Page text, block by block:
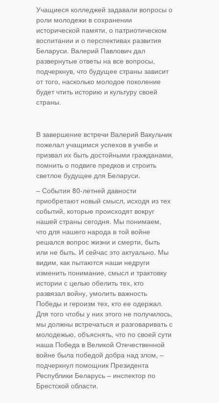
Учащиеся колледжей задавали вопросы о
роли молодежи в сохранении
исторической памяти, о патриотическом
воспитании и о перспективах развития
Беларуси. Валерий Павлович дал
развернутые ответы на все вопросы,
подчеркнув, что будущее страны зависит
от того, насколько молодое поколение
будет чтить историю и культуру своей
страны.
В завершение встречи Валерий Вакульчик
пожелал учащимся успехов в учебе и
призвал их быть достойными гражданами,
помнить о подвиге предков и строить
светлое будущее для Беларуси.
– События 80-летней давности
приобретают новый смысл, исходя из тех
событий, которые происходят вокруг
нашей страны сегодня. Мы понимаем,
что для нашего народа в той войне
решался вопрос жизни и смерти, быть
или не быть. И сейчас это актуально. Мы
видим, как пытаются наши недруги
изменить понимание, смысл и трактовку
истории с целью обелить тех, кто
развязал войну, умолить важность
Победы и героизм тех, кто ее одержал.
Для того чтобы у них этого не получилось,
мы должны встречаться и разговаривать с
молодежью, объяснять, что по своей сути
наша Победа в Великой Отечественной
войне была победой добра над злом, –
подчеркнул помощник Президента
Республики Беларусь – инспектор по
Брестской области.